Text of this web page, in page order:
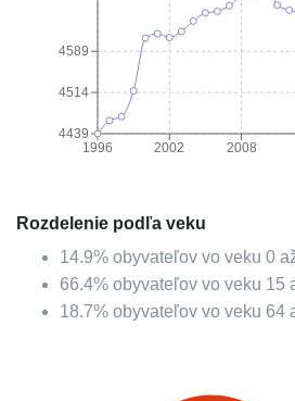
1996 2002 2008
4439
4514
4589
Rozdelenie podľa veku
14.9% obyvateľov vo veku 0
66.4% obyvateľov vo veku 15
18.7% obyvateľov vo veku 64